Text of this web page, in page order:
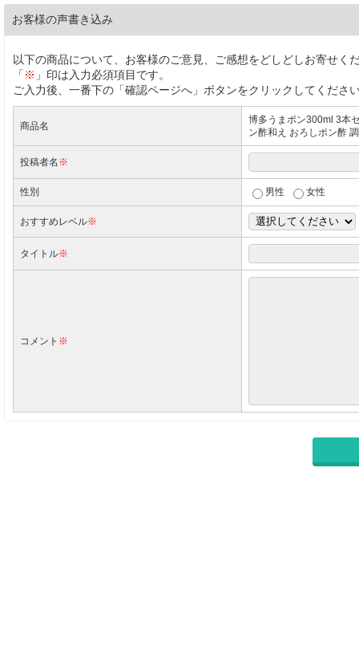
お客様の声書き込み
以下の商品について、お客様のご意見、ご感想をどしどしお寄せく
「 ※ 」印は入力必須項目です。
ご入力後、一番下の「確認ページへ」ボタンをクリックしてくださ
商品名
博多うまポン300ml 3本
ン酢和え おろしポン酢
投稿者名 ※
性別 男性 女性
おすすめレベル※
タイトル※
コメント ※